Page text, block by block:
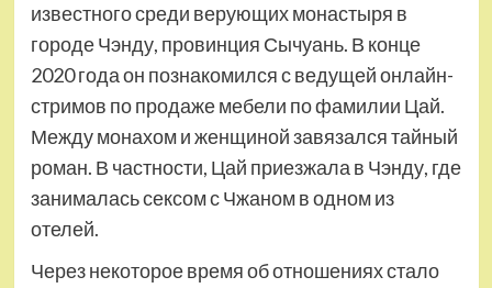
известного среди верующих монастыря в
городе Чэнду, провинция Сычуань. В конце
2020 года он познакомился с ведущей онлайн-
стримов по продаже мебели по фамилии Цай.
Между монахом и женщиной завязался тайный
роман. В частности, Цай приезжала в Чэнду, где
занималась сексом с Чжаном в одном из
отелей.
Через некоторое время об отношениях стало